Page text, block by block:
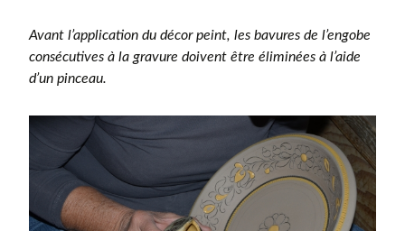
Avant l’application du décor peint, les bavures de l’engobe
consécutives à la gravure doivent être éliminées à l’aide
d’un pinceau.